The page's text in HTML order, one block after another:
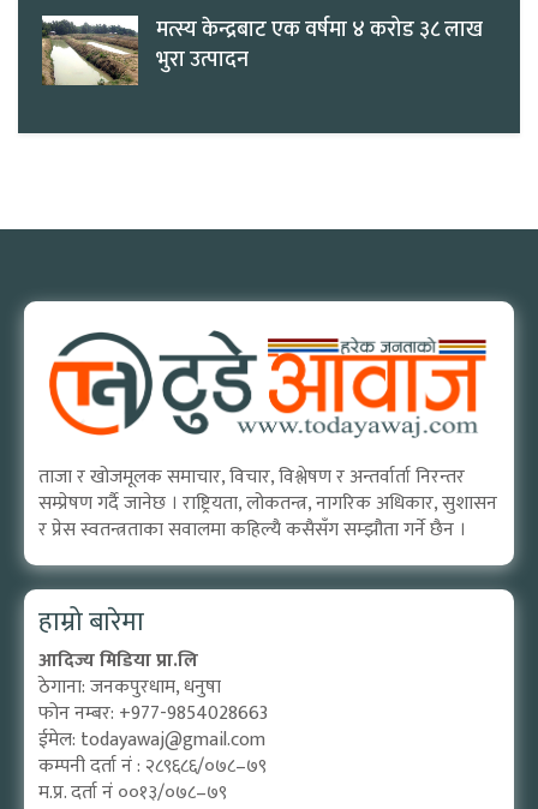
मत्स्य केन्द्रबाट एक वर्षमा ४ करोड ३८ लाख
भुरा उत्पादन
ताजा र खोजमूलक समाचार, विचार, विश्लेषण र अन्तर्वार्ता निरन्तर
सम्प्रेषण गर्दै जानेछ । राष्ट्रियता, लोकतन्त्र, नागरिक अधिकार, सुशासन
र प्रेस स्वतन्त्रताका सवालमा कहिल्यै कसैसँग सम्झौता गर्ने छैन ।
हाम्रो बारेमा
आदिज्य मिडिया प्रा.लि
ठेगाना: जनकपुरधाम, धनुषा
फोन नम्बर: +977-9854028663
ईमेल: todayawaj@gmail.com
कम्पनी दर्ता नं : २८९६८६/०७८–७९
म.प्र. दर्ता नं ००१३/०७८–७९